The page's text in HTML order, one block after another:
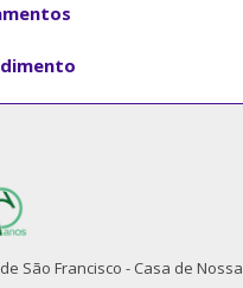
São Francisco - Casa de